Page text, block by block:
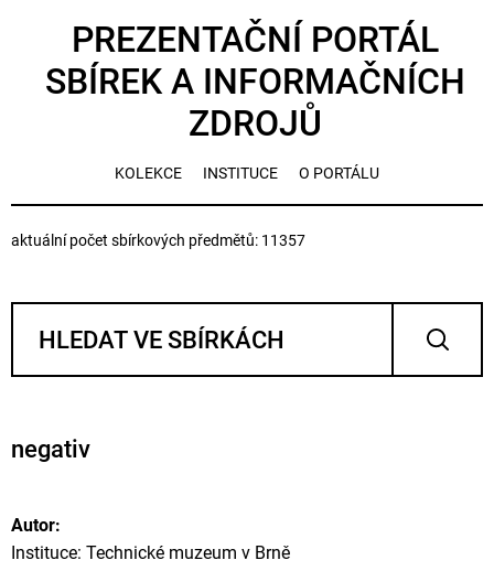
PREZENTAČNÍ PORTÁL
SBÍREK A INFORMAČNÍCH
ZDROJŮ
KOLEKCE INSTITUCE O PORTÁLU
aktuální počet sbírkových předmětů: 11357
negativ
Autor:
Instituce: Technické muzeum v Brně